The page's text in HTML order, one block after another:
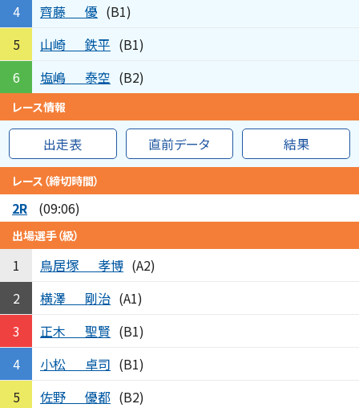
4
齊藤 優 (B1)
5
山崎 鉄平 (B1)
6
塩嶋 泰空 (B2)
レース情報
出走表 直前データ 結果
レース（締切時間）
2R (09:06)
出場選手（級）
1 鳥居塚 孝博 (A2)
2
横澤 剛治 (A1)
3
正木 聖賢 (B1)
4
小松 卓司 (B1)
5
佐野 優都 (B2)